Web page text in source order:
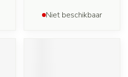
Niet beschikbaar